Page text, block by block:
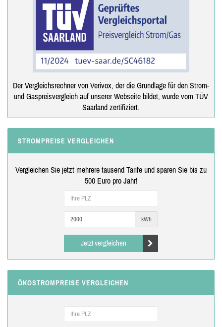
Der Vergleichsrechner von Verivox, der die Grundlage für den Strom-
und Gaspreisvergleich auf unserer Webseite bildet, wurde vom TÜV
Saarland zertifiziert.
STROMPREISE VERGLEICHEN
Vergleichen Sie jetzt mehrere tausend Tarife und sparen Sie bis zu
500 Euro pro Jahr!
kWh
Jetzt vergleichen
ÖKOSTROMPREISE VERGLEICHEN